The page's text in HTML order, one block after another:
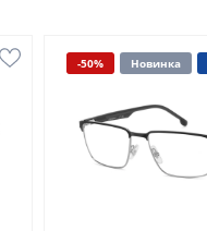
-50% Новинка